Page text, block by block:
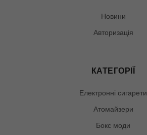
Новини
Авторизація
КАТЕГОРІЇ
Електронні сигарети
Атомайзери
Бокс моди